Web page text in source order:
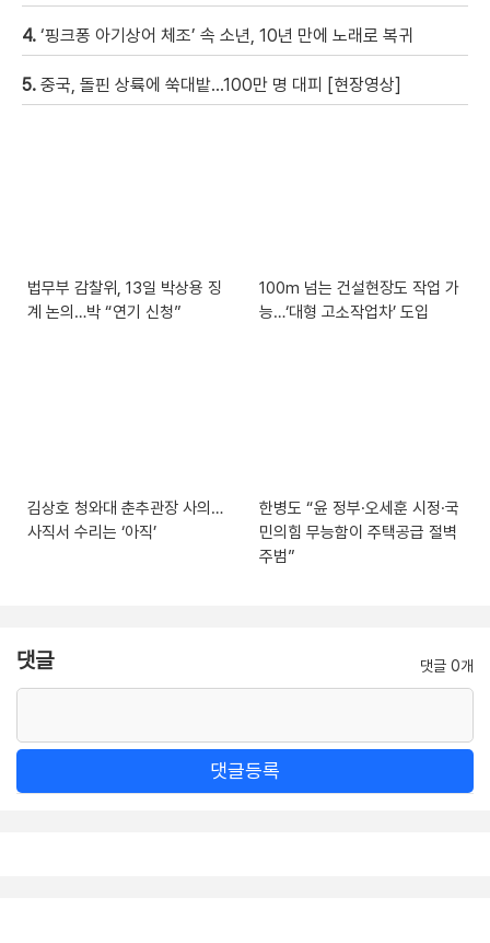
4. ‘핑크퐁 아기상어 체조’ 속 소년, 10년 만에 노래로 복귀
5. 중국, 돌핀 상륙에 쑥대밭…100만 명 대피 [현장영상]
법무부 감찰위, 13일 박상용 징
계 논의…박 “연기 신청”
100m 넘는 건설현장도 작업 가
능…‘대형 고소작업차’ 도입
김상호 청와대 춘추관장 사의…
사직서 수리는 ‘아직’
한병도 “윤 정부·오세훈 시정·국
민의힘 무능함이 주택공급 절벽
주범”
댓글 댓글 0개
댓글등록